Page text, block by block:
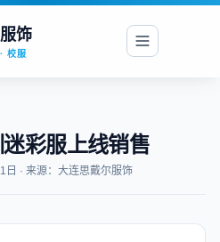
饰
校服
彩服上线销售
· 来源：大连思戴尔服饰